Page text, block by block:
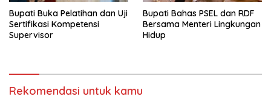
Bupati Buka Pelatihan dan Uji
Sertifikasi Kompetensi
Supervisor
Bupati Bahas PSEL dan RDF
Bersama Menteri Lingkungan
Hidup
Rekomendasi untuk kamu